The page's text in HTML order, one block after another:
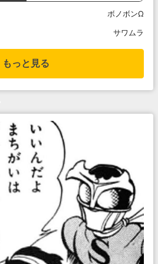
ボノボンΩ
サワムラ
もっと見る